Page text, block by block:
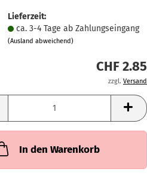
Lieferzeit:
ca. 3-4 Tage ab Zahlungseingang
(Ausland abweichend)
CHF 2.85
zzgl. Versand
In den Warenkorb